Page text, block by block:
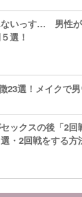
いっす… 男性が
選！
23選！メイクで
ックスの後「2回
・2回戦をする方